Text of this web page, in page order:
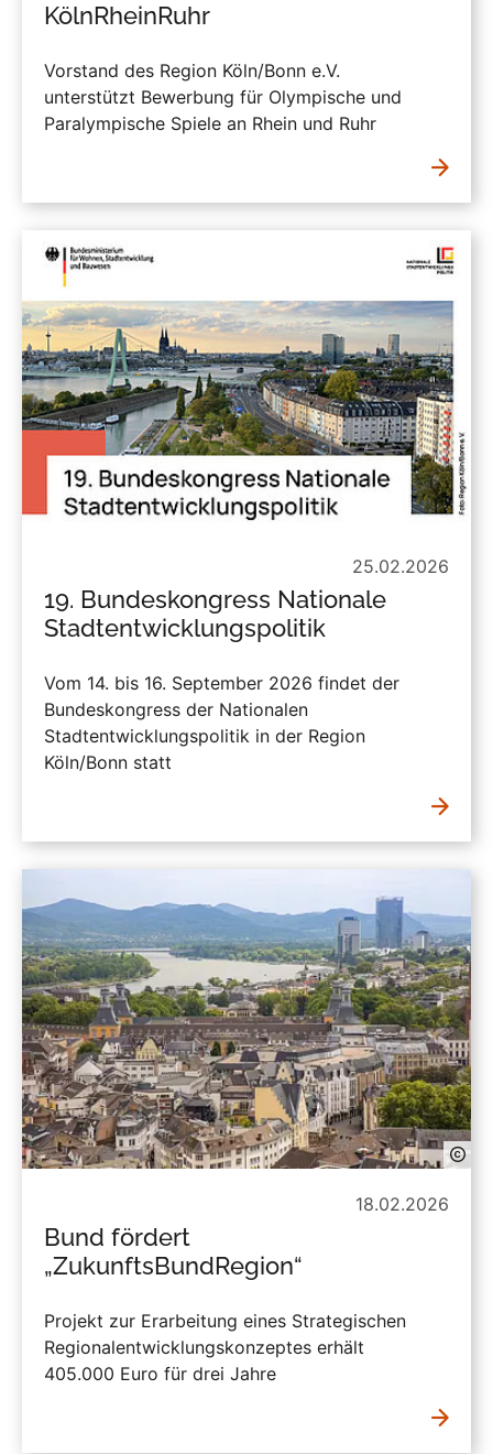
KölnRheinRuhr
Vorstand des Region Köln/Bonn e.V.
unterstützt Bewerbung für Olympische und
Paralympische Spiele an Rhein und Ruhr
25.02.2026
19. Bundeskongress Nationale
Stadtentwicklungspolitik
Vom 14. bis 16. September 2026 findet der
Bundeskongress der Nationalen
Stadtentwicklungspolitik in der Region
Köln/Bonn statt
18.02.2026
Bund fördert
„ZukunftsBundRegion“
Projekt zur Erarbeitung eines Strategischen
Regionalentwicklungskonzeptes erhält
405.000 Euro für drei Jahre